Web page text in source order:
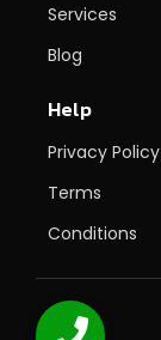
Services
Blog
Help
Privacy Policy
Terms
Conditions